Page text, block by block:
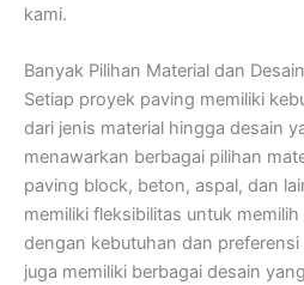
kami.
Banyak Pilihan Material dan Desain
Setiap proyek paving memiliki
dari jenis material hingga desain
menawarkan berbagai pilihan
paving block, beton, aspal, dan
memiliki fleksibilitas untuk
dengan kebutuhan dan preferensi
juga memiliki berbagai desain